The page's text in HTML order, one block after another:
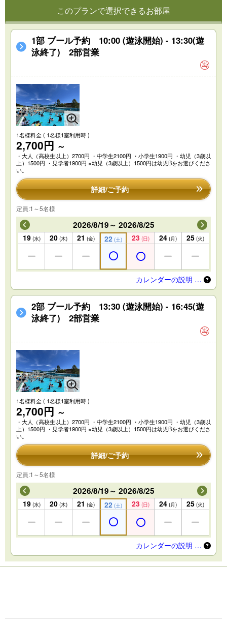
このプランで選択できるお部屋
1部 プール予約 10:00 (遊泳開始) - 13:30(遊
泳終了) 2部営業
1名様料金( 1名様1室利用時 )
2,700円 ～
・大人（高校生以上）2700円 ・中学生2100円 ・小学生1900円 ・幼児（3歳以
上）1500円 ・見学者1900円 ※幼児（3歳以上）1500円は幼児Bをお選びくださ
い。
詳細/ご予約
定員:1～5名様
2026/8/19～ 2026/8/25
19 (水) 20 (木) 21 (金) 22 (土) 23 (日) 24 (月) 25 (火)
カレンダーの説明 …
2部 プール予約 13:30 (遊泳開始) - 16:45(遊
泳終了) 2部営業
1名様料金( 1名様1室利用時 )
2,700円 ～
・大人（高校生以上）2700円 ・中学生2100円 ・小学生1900円 ・幼児（3歳以
上）1500円 ・見学者1900円 ※幼児（3歳以上）1500円は幼児Bをお選びくださ
い。
詳細/ご予約
定員:1～5名様
2026/8/19～ 2026/8/25
19 (水) 20 (木) 21 (金) 22 (土) 23 (日) 24 (月) 25 (火)
カレンダーの説明 …